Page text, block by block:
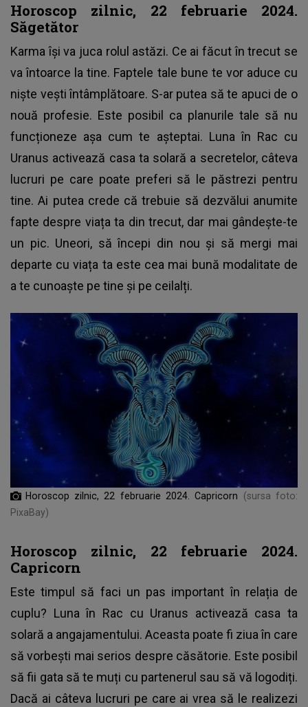
Horoscop zilnic, 22 februarie 2024.
Săgetător
Karma își va juca rolul astăzi. Ce ai făcut în trecut se
va întoarce la tine. Faptele tale bune te vor aduce cu
niște vești întâmplătoare. S-ar putea să te apuci de o
nouă profesie. Este posibil ca planurile tale să nu
funcționeze așa cum te așteptai. Luna în Rac cu
Uranus activează casa ta solară a secretelor, câteva
lucruri pe care poate preferi să le păstrezi pentru
tine. Ai putea crede că trebuie să dezvălui anumite
fapte despre viața ta din trecut, dar mai gândește-te
un pic. Uneori, să începi din nou și să mergi mai
departe cu viața ta este cea mai bună modalitate de
a te cunoaște pe tine și pe ceilalți.
Horoscop zilnic, 22 februarie 2024. Capricorn
(sursa foto:
PixaBay)
Horoscop zilnic, 22 februarie 2024.
Capricorn
Este timpul să faci un pas important în relația de
cuplu? Luna în Rac cu Uranus activează casa ta
solară a angajamentului. Aceasta poate fi ziua în care
să vorbești mai serios despre căsătorie. Este posibil
să fii gata să te muți cu partenerul sau să vă logodiți.
Dacă ai câteva lucruri pe care ai vrea să le realizezi